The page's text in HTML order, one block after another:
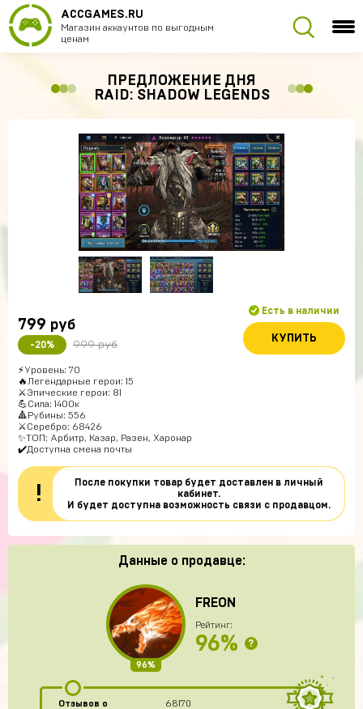
ACCGAMES.RU
Магазин аккаунтов по выгодным
ценам
ПРЕДЛОЖЕНИЕ ДНЯ
RAID: SHADOW LEGENDS
799 руб
-20% 999 руб
Есть в наличии
КУПИТЬ
⚡Уровень: 70
🔥Легендарные герои: 15
⚔️Эпические герои: 81
💪Сила: 1400к
🔺Рубины: 556
⚔Серебро: 68426
✨ТОП: Арбитр, Казар, Разен, Харонар
✔️Доступна смена почты
!
После покупки товар будет доставлен в личный
кабинет.
И будет доступна возможность связи с продавцом.
Данные о продавце:
96%
FREON
Рейтинг:
96% ?
Отзывов о
68170